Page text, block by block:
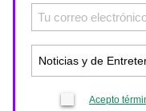
Acepto